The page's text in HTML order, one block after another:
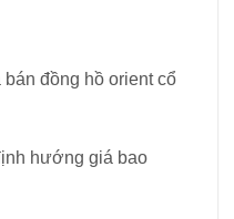
đồng hồ orient cổ
hướng giá bao